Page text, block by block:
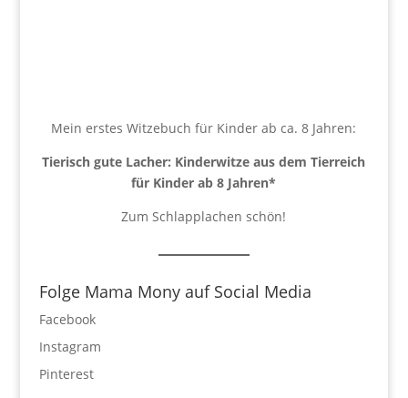
Mein erstes Witzebuch für Kinder ab ca. 8 Jahren:
Tierisch gute Lacher: Kinderwitze aus dem Tierreich
für Kinder ab 8 Jahren*
Zum Schlapplachen schön!
Folge Mama Mony auf Social Media
Facebook
Instagram
Pinterest